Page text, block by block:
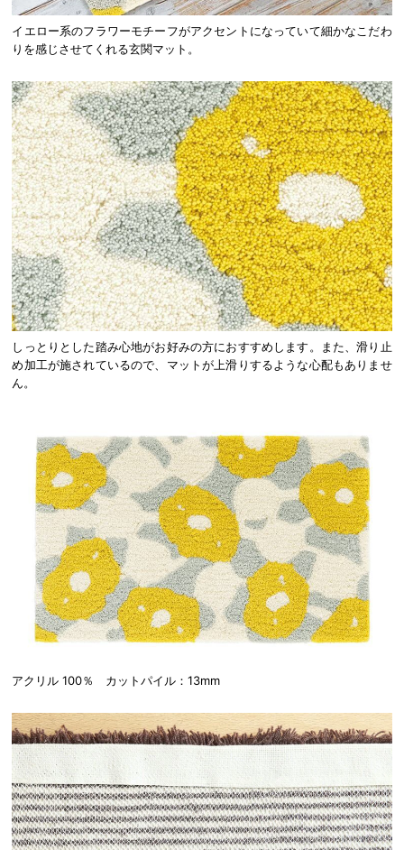
イエロー系のフラワーモチーフがアクセントになっていて細かなこだわ
りを感じさせてくれる玄関マット。
しっとりとした踏み心地がお好みの方におすすめします。また、滑り止
め加工が施されているので、マットが上滑りするような心配もありませ
ん。
アクリル 100％ カットパイル：13mm